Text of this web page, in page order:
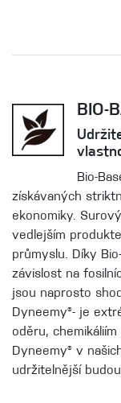
BIO-
Bio-
získávaných
ekonomiky.
vedlejším
průmyslu. Díky
závislost na
jsou naprosto
Dyneemy®- je
oděru, chemikáliím
Dyneemy® v
udržitelnější